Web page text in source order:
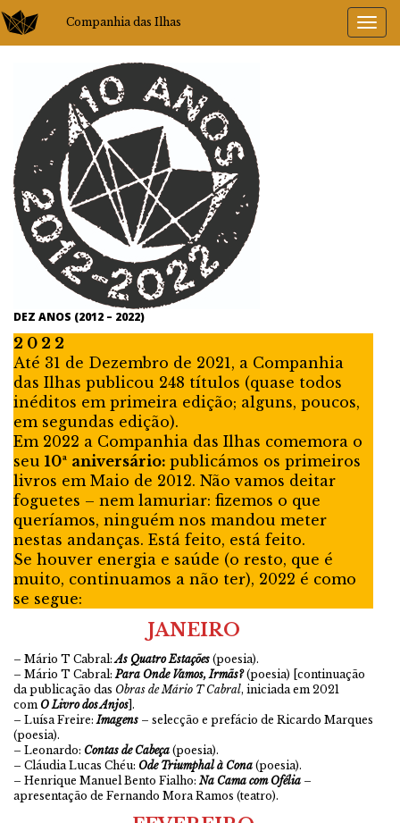
Companhia das Ilhas
DEZ ANOS (2012 – 2022)
2 0 2 2
Até 31 de Dezembro de 2021, a Companhia
das Ilhas publicou 248 títulos (quase todos
inéditos em primeira edição; alguns, poucos,
em segundas edição).
Em 2022 a Companhia das Ilhas comemora o
seu 10ª aniversário: publicámos os primeiros
livros em Maio de 2012. Não vamos deitar
foguetes – nem lamuriar: fizemos o que
queríamos, ninguém nos mandou meter
nestas andanças. Está feito, está feito.
Se houver energia e saúde (o resto, que é
muito, continuamos a não ter), 2022 é como
se segue:
JANEIRO
– Mário T Cabral:As Quatro Estações (poesia).
– Mário T Cabral:Para Onde Vamos, Irmãs?(poesia) [continuação
da publicação das Obras de Mário T Cabral, iniciada em 2021
com O Livro dos Anjos ].
– Luísa Freire:Imagens – selecção e prefácio de Ricardo Marques
(poesia).
– Leonardo: Contas de Cabeça (poesia).
– Cláudia Lucas Chéu: Ode Triumphal à Cona (poesia).
– Henrique Manuel Bento Fialho: Na Cama com Ofélia –
apresentação de Fernando Mora Ramos (teatro).